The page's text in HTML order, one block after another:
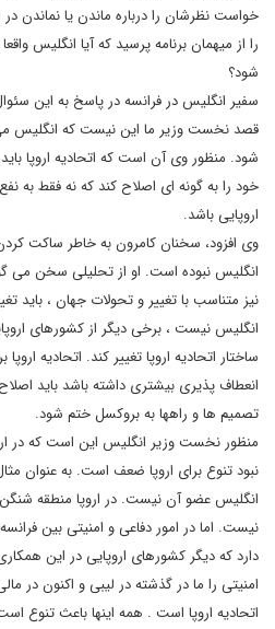
خواست نظرشان را درباره ماندن یا نماندن در
را از میهمان برنامه پرسید که آیا انگلیس
شود؟
سفیر انگلیس در فرانسه در پاسخ به این
قصد نخست وزیر ما این نیست که انگلیس می
شود. منظور وی آن است که اتحادیه اروپا
خود را به گونه ای اصلاح کند که نه فقط به
اروپایی باشد.
وی افزود، سخنان کامرون به خاطر ساکت کردن
انگلیس نبوده است. او از تحلیلی سخن می
نیز متناسب با تغییر و تحولات جهان ، باید
انگلیس نیست ، برخی دیگر از کشورهای
ساختار اتحادیه اروپا تغییر کند. اتحادیه
انعطاف پذیری بیشتری داشته باشد باید
تصمیم ها و راهها به بروکسل ختم شود.
منظور نخست وزیر انگلیس این است که در
نبود تنوع برای اروپا ضعف است. به عنوان
انگلیس عضو آن نیست. در اروپا منطقه
نیست. اما در امور دفاعی و امنیتی بین
دارد که دیگر کشورهای اروپایی در این
امنیتی را ما در گذشته در لیبی و اکنون در
اتحادیه اروپا است . همه اینها باعث تنوع